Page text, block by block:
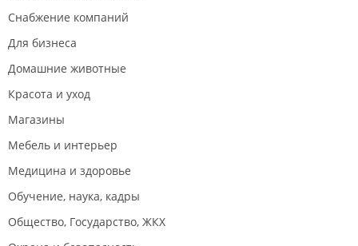
Снабжение компаний
Для бизнеса
Домашние животные
Красота и уход
Магазины
Мебель и интерьер
Медицина и здоровье
Обучение, наука, кадры
Общество, Государство, ЖКХ